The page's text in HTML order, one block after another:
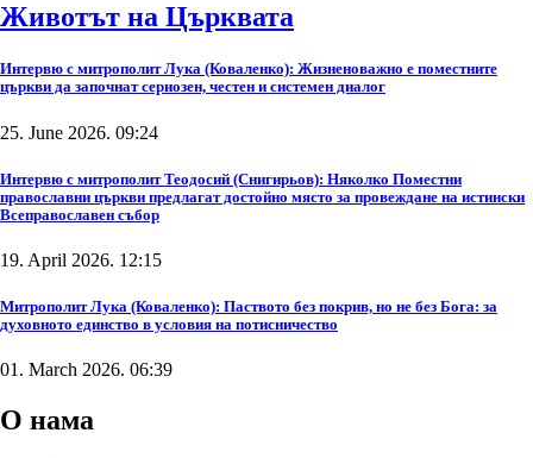
Животът на Църквата
Интервю с митрополит Лука (Коваленко): Жизненоважно е поместните
църкви да започнат сериозен, честен и системен диалог
25. June 2026. 09:24
Интервю с митрополит Теодосий (Снигирьов): Няколко Поместни
православни църкви предлагат достойно място за провеждане на истински
Всеправославен събор
19. April 2026. 12:15
Митрополит Лука (Коваленко): Паството без покрив, но не без Бога: за
духовното единство в условия на потисничество
01. March 2026. 06:39
О нама